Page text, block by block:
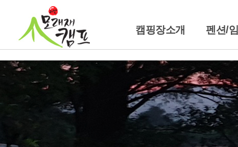
캠핑장소개 펜션/
위치및교통안내
트레일